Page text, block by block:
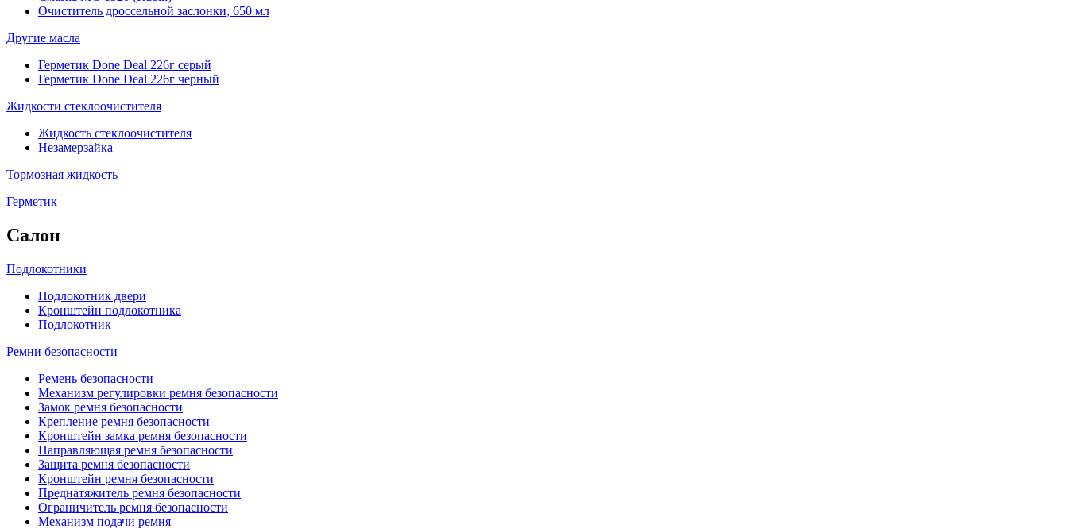
Очиститель дроссельной заслонки, 650 мл
Другие масла
Герметик Done Deal 226г серый
Герметик Done Deal 226г черный
Жидкости стеклоочистителя
Жидкость стеклоочистителя
Незамерзайка
Тормозная жидкость
Герметик
Салон
Подлокотники
Подлокотник двери
Кронштейн подлокотника
Подлокотник
Ремни безопасности
Ремень безопасности
Механизм регулировки ремня безопасности
Замок ремня безопасности
Крепление ремня безопасности
Кронштейн замка ремня безопасности
Направляющая ремня безопасности
Защита ремня безопасности
Кронштейн ремня безопасности
Преднатяжитель ремня безопасности
Ограничитель ремня безопасности
Механизм подачи ремня